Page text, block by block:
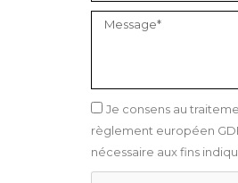
Je consens au
règlement européen
nécessaire aux fins